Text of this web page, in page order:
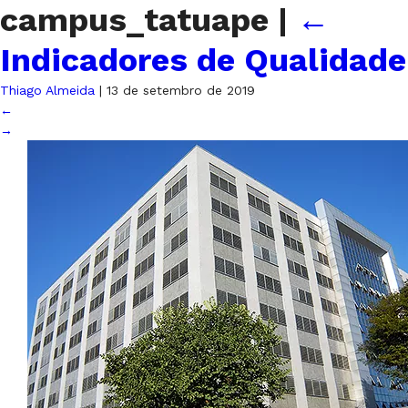
campus_tatuape | ←
Indicadores de Qualidade
Thiago Almeida | 13 de setembro de 2019
←
→